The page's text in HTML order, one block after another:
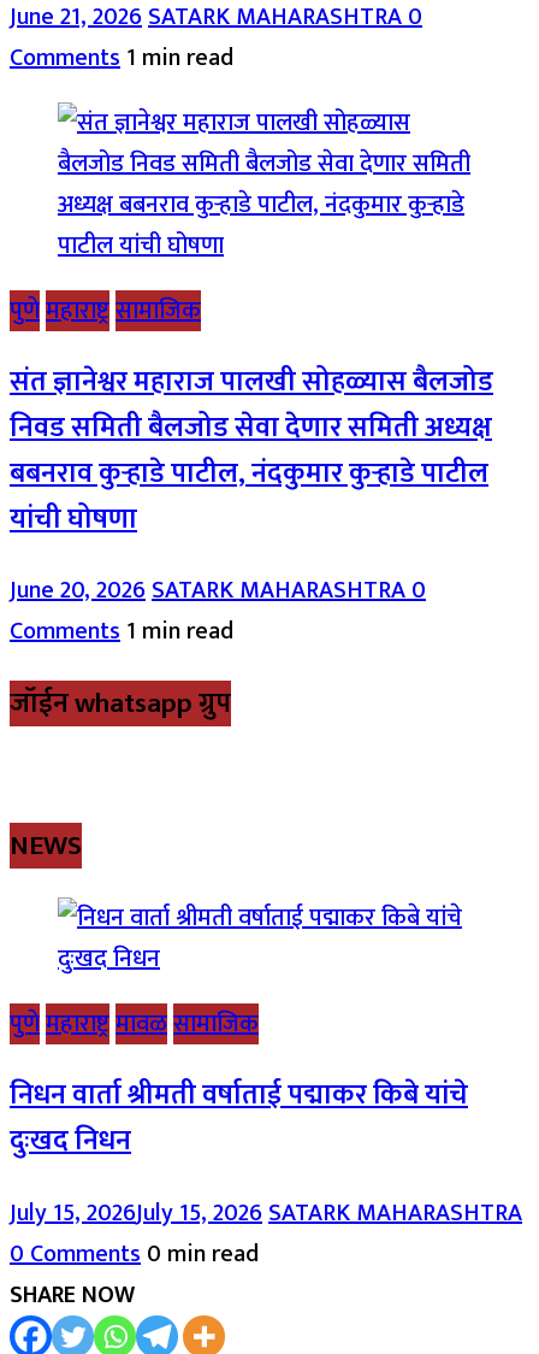
June 21, 2026SATARK MAHARASHTRA0
Comments1 min read
पुणेमहाराष्ट्रसामाजिक
संत ज्ञानेश्वर महाराज पालखी सोहळ्यास बैलजोड
निवड समिती बैलजोड सेवा देणार समिती अध्यक्ष
बबनराव कुऱ्हाडे पाटील, नंदकुमार कुऱ्हाडे पाटील
यांची घोषणा
June 20, 2026SATARK MAHARASHTRA0
Comments1 min read
जॉईन whatsapp ग्रुप
NEWS
पुणेमहाराष्ट्रमावळसामाजिक
निधन वार्ता श्रीमती वर्षाताई पद्माकर किबे यांचे
दुःखद निधन
July 15, 2026July 15, 2026SATARK MAHARASHTRA
0 Comments0 min read
SHARE NOW